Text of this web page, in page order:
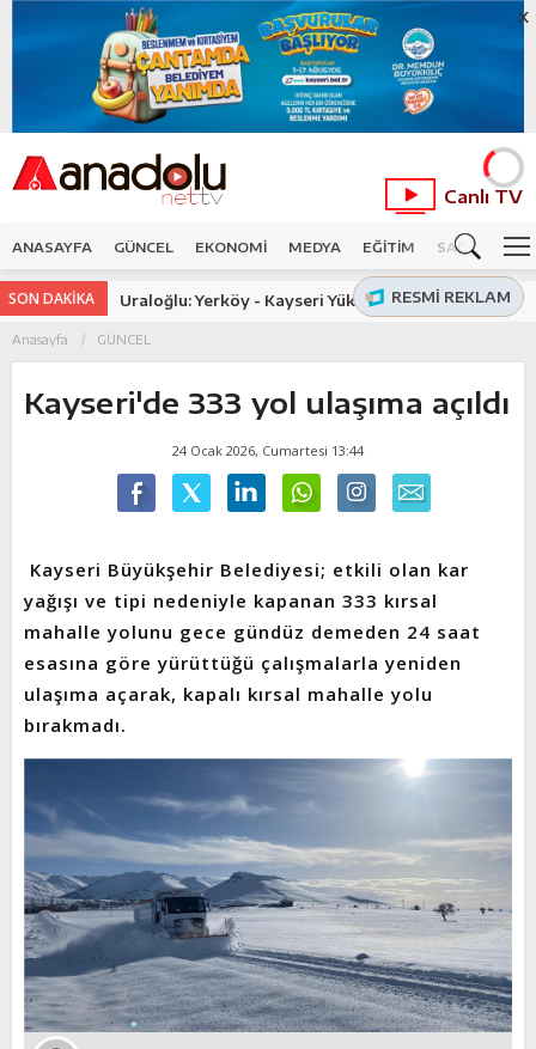
X
Canlı TV
ANASAYFA GÜNCEL EKONOMİ MEDYA EĞİTİM SAĞLIK
RESMI REKLAM
SON DAKİKA
Uraloğlu: Yerköy - Kayseri Yüksek Hızlı Tren
Projesi'nde işin yarısını tamamladık
Anasayfa GÜNCEL
Kayseri'de 333 yol ulaşıma açıldı
24 Ocak 2026, Cumartesi 13:44
Kayseri Büyükşehir Belediyesi; etkili olan kar
yağışı ve tipi nedeniyle kapanan 333 kırsal
mahalle yolunu gece gündüz demeden 24 saat
esasına göre yürüttüğü çalışmalarla yeniden
ulaşıma açarak, kapalı kırsal mahalle yolu
bırakmadı.